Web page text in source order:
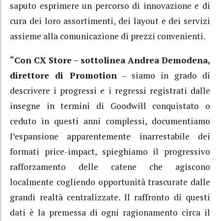
saputo esprimere un percorso di innovazione e di
cura dei loro assortimenti, dei layout e dei servizi
assieme alla comunicazione di prezzi convenienti.
“Con CX Store – sottolinea Andrea Demodena,
direttore di Promotion – siamo in grado di
descrivere i progressi e i regressi registrati dalle
insegne in termini di Goodwill conquistato o
ceduto in questi anni complessi, documentiamo
l’espansione apparentemente inarrestabile dei
formati price-impact, spieghiamo il progressivo
rafforzamento delle catene che agiscono
localmente cogliendo opportunità trascurate dalle
grandi realtà centralizzate. Il raffronto di questi
dati è la premessa di ogni ragionamento circa il